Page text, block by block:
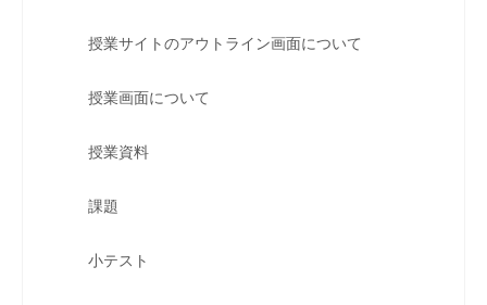
授業サイトのアウトライン画面について
授業画面について
授業資料
課題
小テスト